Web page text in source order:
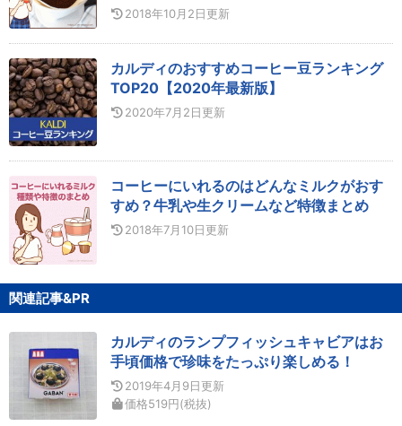
2018年10月2日更新
カルディのおすすめコーヒー豆ランキング
TOP20【2020年最新版】
2020年7月2日更新
コーヒーにいれるのはどんなミルクがおす
すめ？牛乳や生クリームなど特徴まとめ
2018年7月10日更新
関連記事&PR
カルディのランプフィッシュキャビアはお
手頃価格で珍味をたっぷり楽しめる！
2019年4月9日更新
価格519円(税抜)